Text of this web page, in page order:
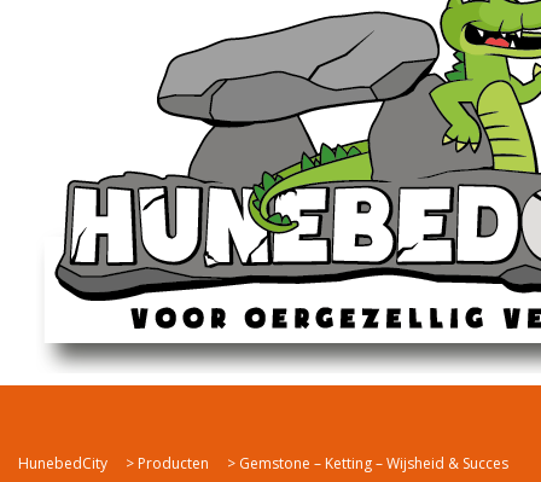
HunebedCity > Producten > Gemstone – Ketting – Wijsheid & Succes